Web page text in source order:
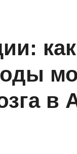
как
в